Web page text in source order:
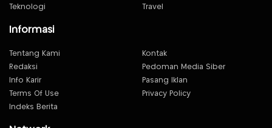
Teknologi
Travel
Informasi
Tentang Kami
Kontak
Redaksi
Pedoman Media Siber
Info Karir
Pasang Iklan
Terms Of Use
Privacy Policy
Indeks Berita